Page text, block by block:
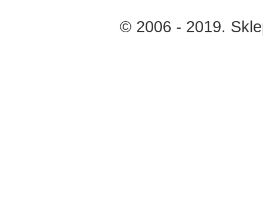
© 2006 - 2019.